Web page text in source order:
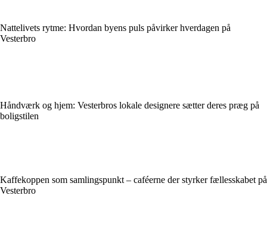
Nattelivets rytme: Hvordan byens puls påvirker hverdagen på
Vesterbro
Håndværk og hjem: Vesterbros lokale designere sætter deres præg på
boligstilen
Kaffekoppen som samlingspunkt – caféerne der styrker fællesskabet på
Vesterbro